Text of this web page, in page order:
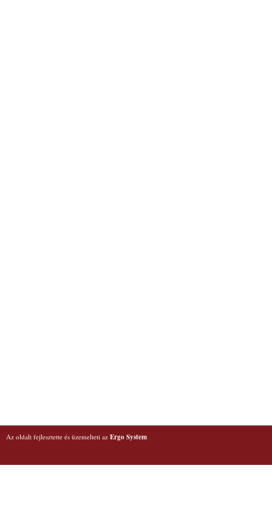
Az oldalt fejlesztette és üzemelteti az Ergo System